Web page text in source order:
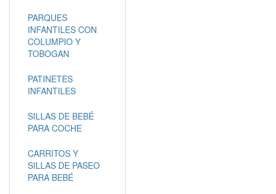
PARQUES
INFANTILES CON
COLUMPIO Y
TOBOGAN
PATINETES
INFANTILES
SILLAS DE BEBÉ
PARA COCHE
CARRITOS Y
SILLAS DE PASEO
PARA BEBÉ